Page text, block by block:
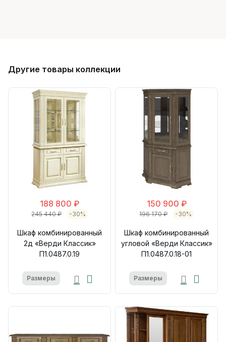
Другие товары коллекции
188 800 ₽
245 440 ₽ -30%
Шкаф комбинированный
2д «Верди Классик»
П1.0487.0.19
Размеры
150 900 ₽
196 170 ₽ -30%
Шкаф комбинированный
угловой «Верди Классик»
П1.0487.0.18-01
Размеры